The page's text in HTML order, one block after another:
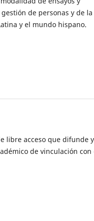
de personas y de la
y el mundo hispano.
libre acceso que difunde y
de vinculación con